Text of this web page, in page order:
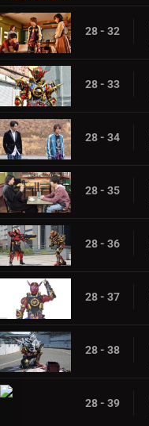
28 - 32
28 - 33
28 - 34
28 - 35
28 - 36
28 - 37
28 - 38
28 - 39